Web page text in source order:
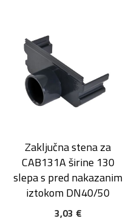
Zaključna stena za
CAB131A širine 130
slepa s pred nakazanim
iztokom DN40/50
3,03 €